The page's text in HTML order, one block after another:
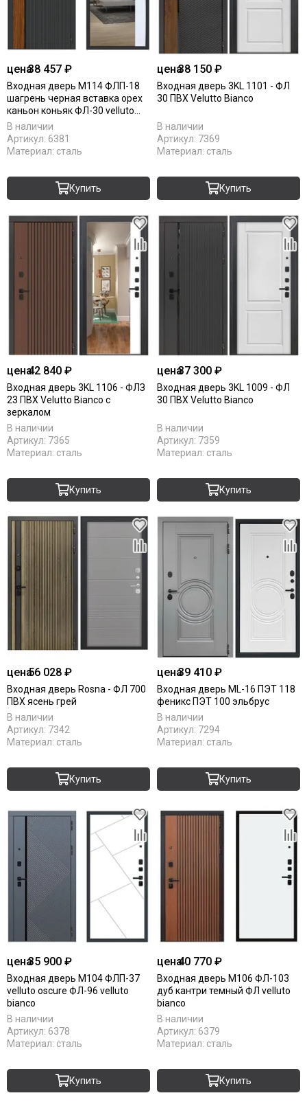
цена38 457 ₽
Входная дверь М114 ФЛП-18
шагрень черная вставка орех
каньон коньяк ФЛ-30 velluto
bianco
В наличии
Артикул: 6381
Материал: сталь
Купить
цена38 150 ₽
Входная дверь 3KL 1101 - ФЛ
30 ПВХ Velutto Bianco
В наличии
Артикул: 7369
Материал: сталь
Купить
цена42 840 ₽
Входная дверь 3KL 1106 - ФЛЗ
23 ПВХ Velutto Bianco с
зеркалом
В наличии
Артикул: 7365
Материал: сталь
Купить
цена37 300 ₽
Входная дверь 3KL 1009 - ФЛ
30 ПВХ Velutto Bianco
В наличии
Артикул: 7359
Материал: сталь
Купить
цена56 028 ₽
Входная дверь Rosna - ФЛ 700
ПВХ ясень грей
В наличии
Артикул: 7342
Материал: сталь
Купить
цена39 410 ₽
Входная дверь ML-16 ПЭТ 118
феникс ПЭТ 100 эльбрус
В наличии
Артикул: 7294
Материал: сталь
Купить
цена35 900 ₽
Входная дверь М104 ФЛП-37
velluto oscure ФЛ-96 velluto
bianco
В наличии
Артикул: 6378
Материал: сталь
Купить
цена40 770 ₽
Входная дверь М106 ФЛ-103
дуб кантри темный ФЛ velluto
bianco
В наличии
Артикул: 6379
Материал: сталь
Купить